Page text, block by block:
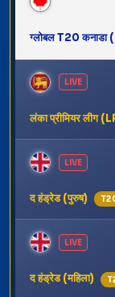
ग्लोबल T20
लंका प्रीमियर लीग
LIVE
द हंड्रेड (पुरुष)
LIVE
द हंड्रेड (महिला)
LIVE